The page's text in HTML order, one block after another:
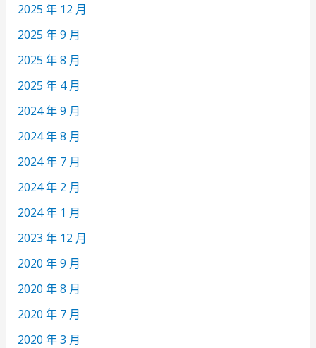
2025 年 12 月
2025 年 9 月
2025 年 8 月
2025 年 4 月
2024 年 9 月
2024 年 8 月
2024 年 7 月
2024 年 2 月
2024 年 1 月
2023 年 12 月
2020 年 9 月
2020 年 8 月
2020 年 7 月
2020 年 3 月